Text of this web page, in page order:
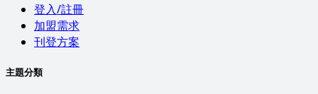
登入/註冊
加盟需求
刊登方案
主題分類